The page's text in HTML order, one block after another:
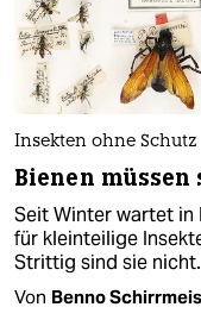
Insekten ohne Schutz
Bienen
Seit Winter wartet in
für kleinteilige
Strittig sind sie nicht.
Von Benno